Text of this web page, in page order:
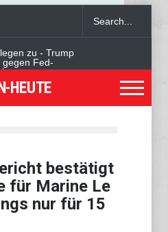
zu - Trump
Fed-
vor
in Rio
HEUTE
bestätigt
für Marine Le
nur für 15